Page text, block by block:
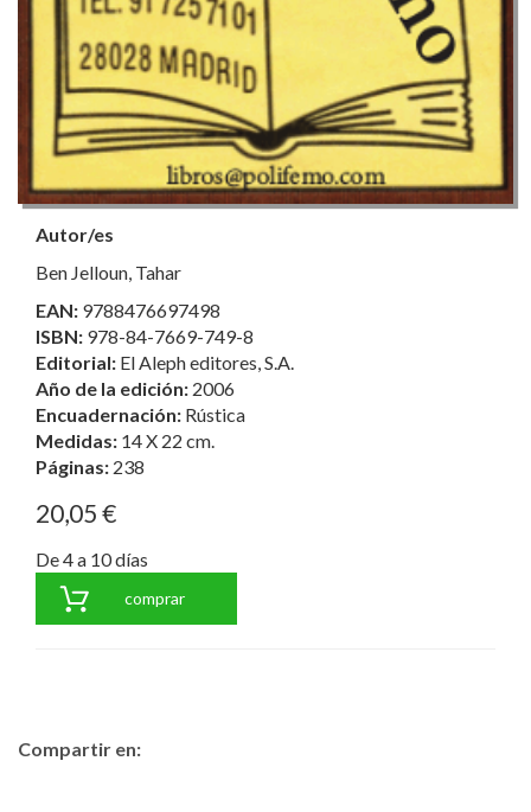
Autor/es
Ben Jelloun, Tahar
EAN: 9788476697498
ISBN: 978-84-7669-749-8
Editorial: El Aleph editores, S.A.
Año de la edición: 2006
Encuadernación: Rústica
Medidas: 14 X 22 cm.
Páginas: 238
20,05 €
De 4 a 10 días
comprar
Compartir en: